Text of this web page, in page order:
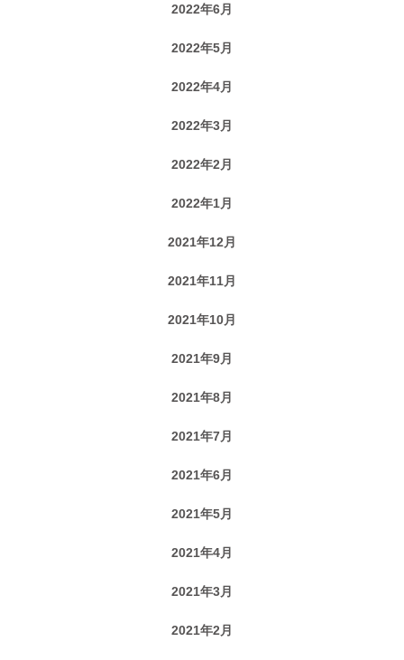
2022年6月
2022年5月
2022年4月
2022年3月
2022年2月
2022年1月
2021年12月
2021年11月
2021年10月
2021年9月
2021年8月
2021年7月
2021年6月
2021年5月
2021年4月
2021年3月
2021年2月